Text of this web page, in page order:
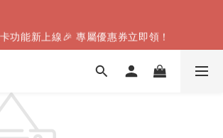
完為止）
功能新上線🎉 專屬優惠券立即領！
件｜滿千送Famiice霜淇淋（數量有限，送